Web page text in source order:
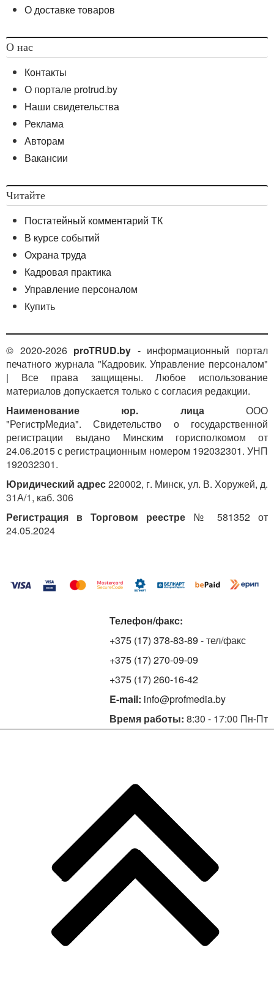
О доставке товаров
О нас
Контакты
О портале protrud.by
Наши свидетельства
Реклама
Авторам
Вакансии
Читайте
Постатейный комментарий ТК
В курсе событий
Охрана труда
Кадровая практика
Управление персоналом
Купить
© 2020-2026 proTRUD.by - информационный портал
печатного журнала "Кадровик. Управление персоналом"
| Все права защищены. Любое использование
материалов допускается только с согласия редакции.
Наименование юр. лицаООО
"РегистрМедиа". Свидетельство о государственной
регистрации выдано Минским горисполкомом от
24.06.2015 с регистрационным номером 192032301. УНП
192032301.
Юридический адрес220002, г. Минск, ул. В. Хоружей, д.
31А/1, каб. 306
Регистрация в Торговом реестре № 581352 от
24.05.2024
Телефон/факс:
+375 (17) 378-83-89 - тел/факс
+375 (17) 270-09-09
+375 (17) 260-16-42
E-mail: info@profmedia.by
Время работы: 8:30 - 17:00 Пн-Пт